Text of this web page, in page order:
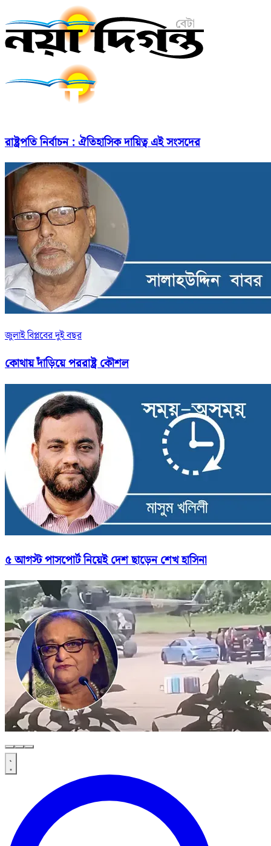
রাষ্ট্রপতি নির্বাচন : ঐতিহাসিক দায়িত্ব এই সংসদের
জুলাই বিপ্লবের দুই বছর
কোথায় দাঁড়িয়ে পররাষ্ট্র কৌশল
৫ আগস্ট পাসপোর্ট নিয়েই দেশ ছাড়েন শেখ হাসিনা